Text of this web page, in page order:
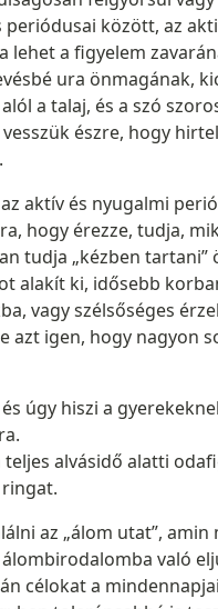
között, az
a figyelem
ura önmagának,
a talaj, és a szó
észre, hogy
aktív és nyugalmi
hogy érezze, tudja,
tudja „kézben tartani”
alakít ki, idősebb
vagy szélsőséges
azt igen, hogy nagyon
úgy hiszi a
alvásidő alatti
az „álom utat”, amin
való
célokat a